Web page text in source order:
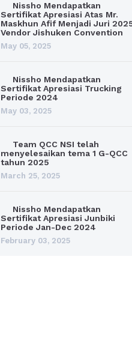
Nissho Mendapatkan
Sertifikat Apresiasi Atas Mr.
Maskhun Afif Menjadi Juri
Vendor Jishuken Convention
May 05, 2025
Nissho Mendapatkan
Sertifikat Apresiasi Trucking
Periode 2024
May 03, 2025
Team QCC NSI telah
menyelesaikan tema 1 G-QCC
tahun 2025
March 25, 2025
Nissho Mendapatkan
Sertifikat Apresiasi Junbiki
Periode Jan-Dec 2024
February 03, 2025